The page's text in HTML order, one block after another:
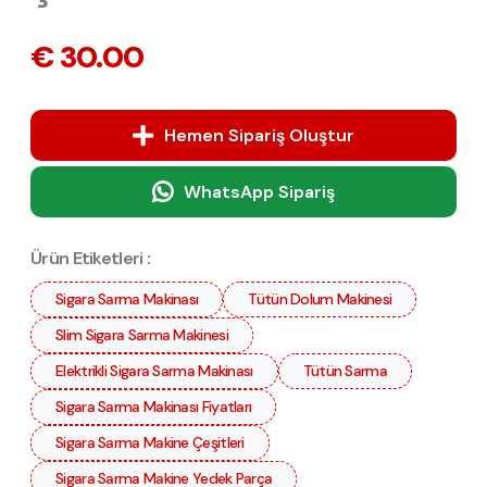
€ 30.00
Hemen Sipariş Oluştur
WhatsApp Sipariş
Ürün Etiketleri :
Sigara Sarma Makinası
Tütün Dolum Makinesi
Slim Sigara Sarma Makinesi
Elektrikli Sigara Sarma Makinası
Tütün Sarma
Sigara Sarma Makinası Fiyatları
Sigara Sarma Makine Çeşitleri
Sigara Sarma Makine Yedek Parça